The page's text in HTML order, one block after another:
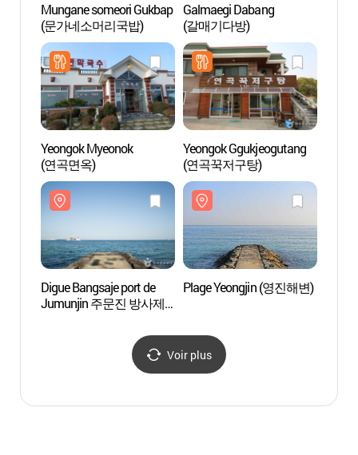
Mungane someori Gukbap
(문가네소머리국밥)
Galmaegi Dabang
(갈매기다방)
Yeongok Myeonok
(연곡면옥)
Yeongok Ggukjeogutang
(연곡꾹저구탕)
Digue Bangsaje port de
Jumunjin 주문진 방사제
Plage Yeongjin (영진해변)
Voir plus